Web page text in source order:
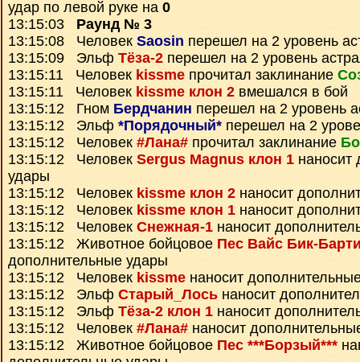
удар по левой руке на 0
13:15:03 Раунд № 3
13:15:08 Человек Saosin перешел на 2 уровень
13:15:09 Эльф Тёза-2 перешел на 2 уровень
13:15:11 Человек kissme прочитал заклинание
13:15:11 Человек kissme клон 2 вмешался в бой
13:15:12 Гном Бердчанин перешел на 2 уровень
13:15:12 Эльф *Порядочный* перешел на 2
13:15:12 Человек #Лана# прочитал заклинание
13:15:12 Человек Sergus Magnus клон 1 наносит
удары
13:15:12 Человек kissme клон 2 наносит
13:15:12 Человек kissme клон 1 наносит
13:15:12 Человек Снежная-1 наносит
13:15:12 Животное бойцовое Пес Вайс Бик-
дополнительные удары
13:15:12 Человек kissme наносит
13:15:12 Эльф Старый_Лось наносит
13:15:12 Эльф Тёза-2 клон 1 наносит
13:15:12 Человек #Лана# наносит
13:15:12 Животное бойцовое Пес ***Борзый***